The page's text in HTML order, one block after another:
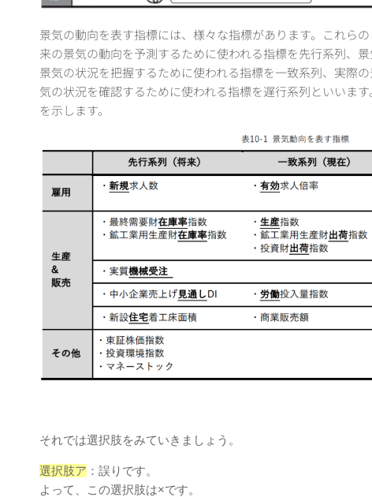
景気の動向を表す指標には、様々な指標があります。これら
来の景気の動向を予測するために使われる指標を先⾏系列、
景気の状況を把握するために使われる指標を⼀致系列、実際
気の状況を確認するために使われる指標を遅⾏系列といいま
を⽰します。
それでは選択肢をみていきましょう。
選択肢ア ：誤りです。
よって、この選択肢は×です。